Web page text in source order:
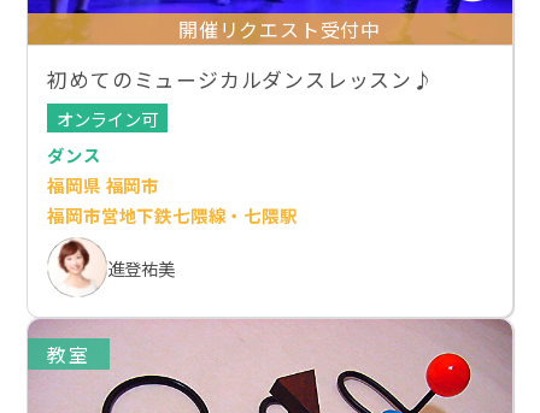
開催リクエスト受付中
初めてのミュージカルダンスレッスン♪
オンライン可
ダンス
福岡県 福岡市
福岡市営地下鉄七隈線・七隈駅
進登祐美
教室